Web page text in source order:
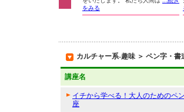
をみる
カルチャー系-趣味 ＞ ペン字・書
講座名
イチから学べる！大人のためのペ
座